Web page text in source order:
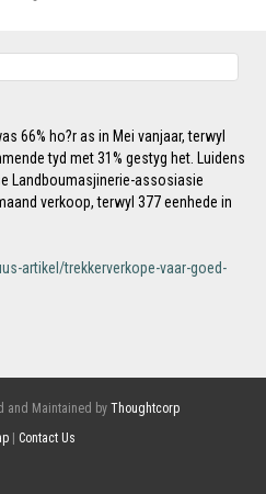
66% ho?r as in Mei vanjaar, terwyl
tyd met 31% gestyg het. Luidens
Landboumasjinerie-assosiasie
verkoop, terwyl 377 eenhede in
artikel/trekkerverkope-vaar-goed-
and Maintained by Thoughtcorp
Contact Us